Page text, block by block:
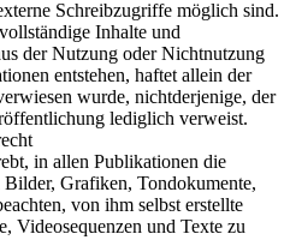
Schreibzugriffe möglich sind.
Inhalte und
der Nutzung oder Nichtnutzung
entstehen, haftet allein der
wurde, nichtderjenige, der
lediglich verweist.
in allen Publikationen die
Grafiken, Tondokumente,
von ihm selbst erstellte
Videosequenzen und Texte zu